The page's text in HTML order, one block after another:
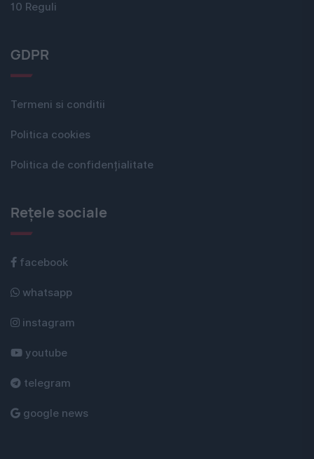
10 Reguli
GDPR
Termeni si conditii
Politica cookies
Politica de confidențialitate
Rețele sociale
facebook
whatsapp
instagram
youtube
telegram
google news